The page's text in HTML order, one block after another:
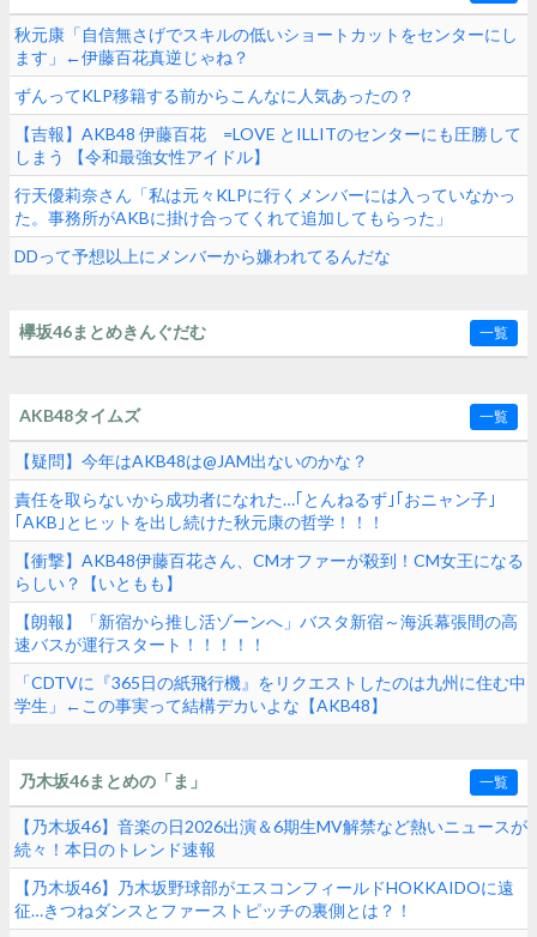
秋元康「自信無さげでスキルの低いショートカットをセンターにし
ます」←伊藤百花真逆じゃね？
ずんってKLP移籍する前からこんなに人気あったの？
【吉報】AKB48 伊藤百花 =LOVE とILLITのセンターにも圧勝して
しまう 【令和最強女性アイドル】
行天優莉奈さん「私は元々KLPに行くメンバーには入っていなかっ
た。事務所がAKBに掛け合ってくれて追加してもらった」
DDって予想以上にメンバーから嫌われてるんだな
欅坂46まとめきんぐだむ 一覧
AKB48タイムズ 一覧
【疑問】今年はAKB48は@JAM出ないのかな？
責任を取らないから成功者になれた…｢とんねるず｣｢おニャン子｣
｢AKB｣とヒットを出し続けた秋元康の哲学！！！
【衝撃】AKB48伊藤百花さん、CMオファーが殺到！CM女王になる
らしい？【いともも】
【朗報】「新宿から推し活ゾーンへ」バスタ新宿～海浜幕張間の高
速バスが運行スタート！！！！！
「CDTVに『365日の紙飛行機』をリクエストしたのは九州に住む中
学生」←この事実って結構デカいよな【AKB48】
乃木坂46まとめの「ま」 一覧
【乃木坂46】音楽の日2026出演＆6期生MV解禁など熱いニュースが
続々！本日のトレンド速報
【乃木坂46】乃木坂野球部がエスコンフィールドHOKKAIDOに遠
征…きつねダンスとファーストピッチの裏側とは？！